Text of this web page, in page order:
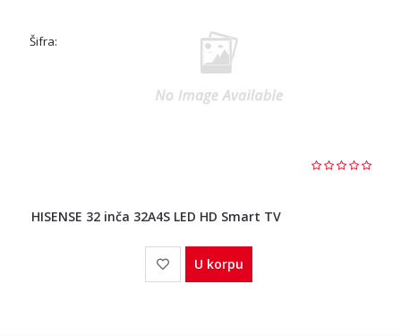
Šifra:
HISENSE 32 inča 32A4S LED HD Smart TV
U korpu